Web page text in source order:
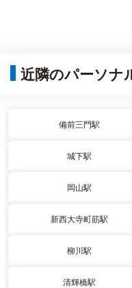
近隣のパーソナ
備前三門駅
城下駅
岡山駅
新西大寺町筋駅
柳川駅
清輝橋駅